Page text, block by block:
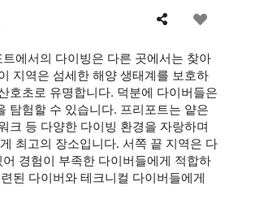
에서의 다이빙은 다른 곳에서는 찾아
지역은 섬세한 해양 생태계를 보호하
호초로 유명합니다. 덕분에 다이버들은
탐험할 수 있습니다. 프리포트는 얕은
크 등 다양한 다이빙 환경을 자랑하며
최고의 장소입니다. 서쪽 끝 지역은 다
경험이 부족한 다이버들에게 적합하
된 다이버와 테크니컬 다이버들에게